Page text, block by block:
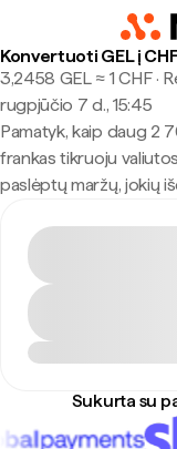
Konvertuoti GEL į
3,2458 GEL ≈ 1 CHF ·
rugpjūčio 7 d., 15:45
Pamatyk, kaip daug 2
frankas tikruoju
paslėptų maržų, jokių
Sukurta su